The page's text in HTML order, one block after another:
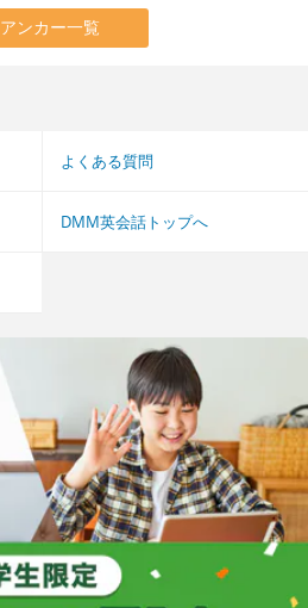
アンカー一覧
よくある質問
DMM英会話トップへ